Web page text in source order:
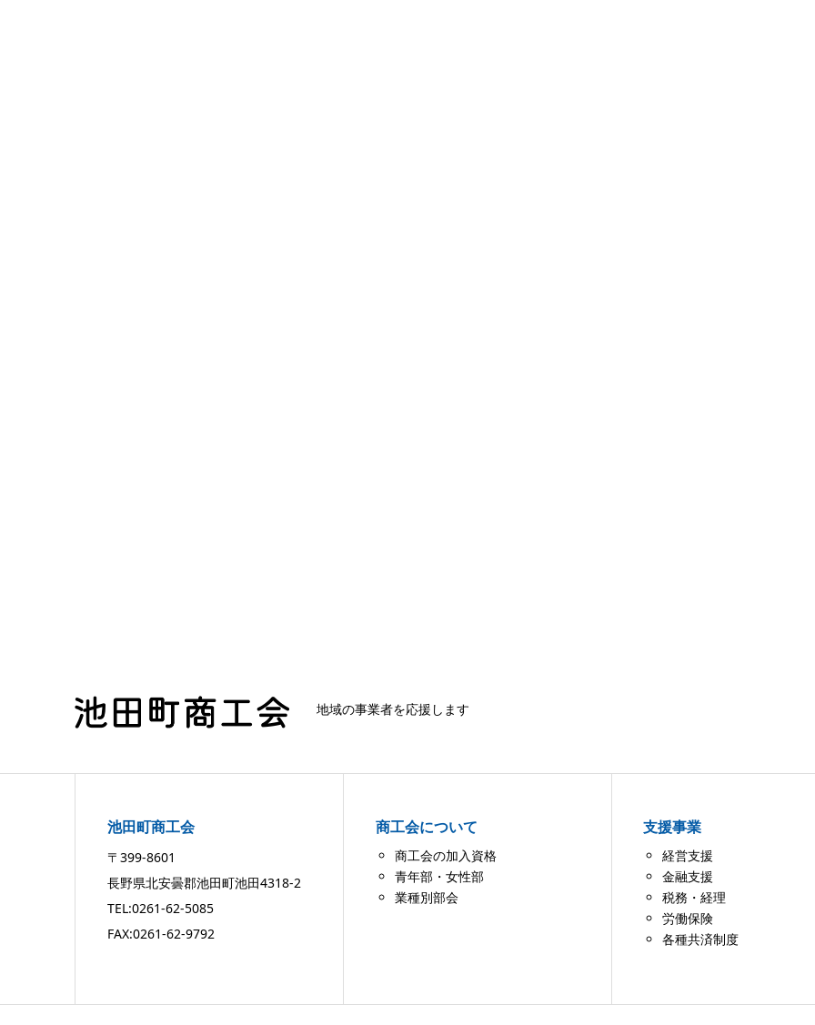
地域の事業者を応援します
池田町商工会
〒399-8601
長野県北安曇郡池田町池田4318-2
TEL:0261-62-5085
FAX:0261-62-9792
商工会について
商工会の加入資格
青年部・女性部
業種別部会
支援事業
経営支援
金融支援
税務・経理
労働保険
各種共済制度